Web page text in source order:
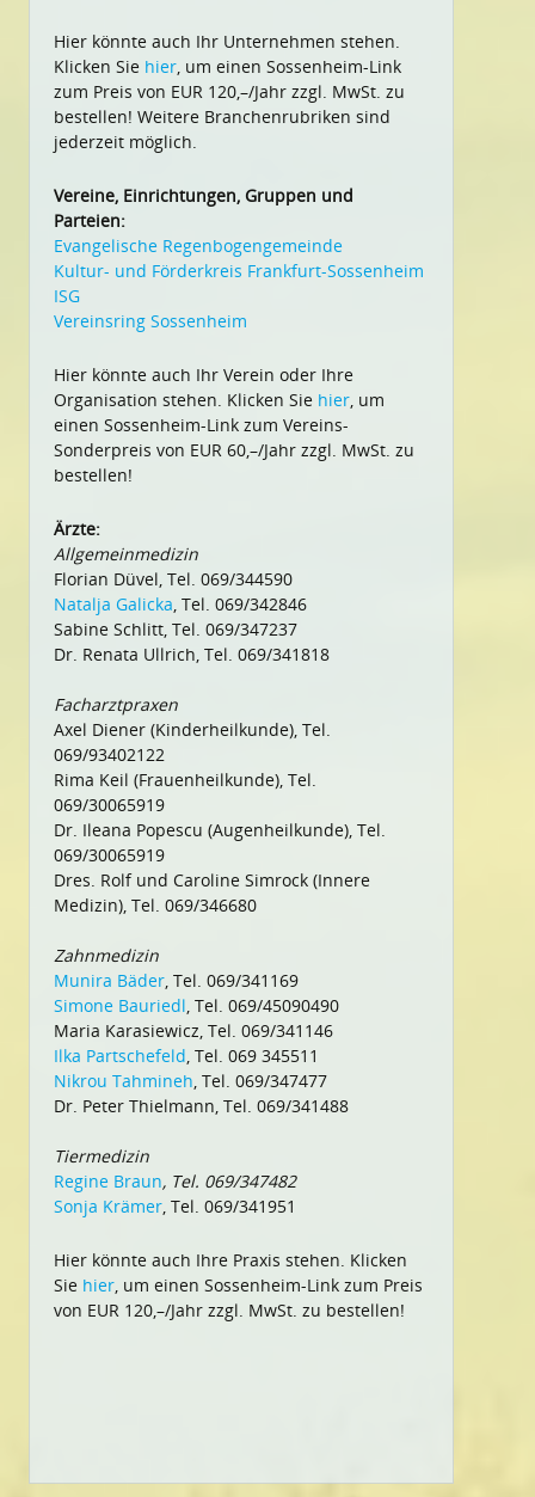
Hier könnte auch Ihr Unternehmen stehen.
Klicken Sie hier , um einen Sossenheim-Link
zum Preis von EUR 120,–/Jahr zzgl. MwSt. zu
bestellen! Weitere Branchenrubriken sind
jederzeit möglich.
Vereine, Einrichtungen, Gruppen und
Parteien:
Evangelische Regenbogengemeinde
Kultur- und Förderkreis Frankfurt-Sossenheim
ISG
Vereinsring Sossenheim
Hier könnte auch Ihr Verein oder Ihre
Organisation stehen. Klicken Sie hier , um
einen Sossenheim-Link zum Vereins-
Sonderpreis von EUR 60,–/Jahr zzgl. MwSt. zu
bestellen!
Ärzte:
Allgemeinmedizin
Florian Düvel, Tel. 069/344590
Natalja Galicka , Tel. 069/342846
Sabine Schlitt, Tel. 069/347237
Dr. Renata Ullrich, Tel. 069/341818
Facharztpraxen
Axel Diener (Kinderheilkunde), Tel.
069/93402122
Rima Keil (Frauenheilkunde), Tel.
069/30065919
Dr. Ileana Popescu (Augenheilkunde), Tel.
069/30065919
Dres. Rolf und Caroline Simrock (Innere
Medizin), Tel. 069/346680
Zahnmedizin
Munira Bäder , Tel. 069/341169
Simone Bauriedl , Tel. 069/45090490
Maria Karasiewicz, Tel. 069/341146
Ilka Partschefeld , Tel. 069 345511
Nikrou Tahmineh , Tel. 069/347477
Dr. Peter Thielmann, Tel. 069/341488
Tiermedizin
Regine Braun, Tel. 069/347482
Sonja Krämer , Tel. 069/341951
Hier könnte auch Ihre Praxis stehen. Klicken
Sie hier , um einen Sossenheim-Link zum Preis
von EUR 120,–/Jahr zzgl. MwSt. zu bestellen!